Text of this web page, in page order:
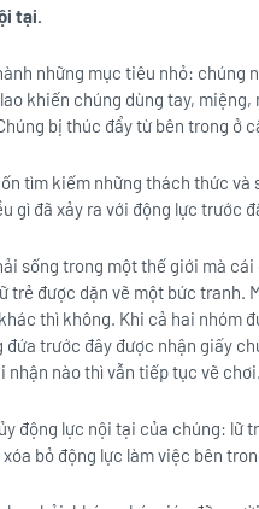
tại.
những mục tiêu nhỏ: chúng
khiến chúng dùng tay,
bị thúc đẩy từ bên trong ở
tìm kiếm những thách thức và
gì đã xảy ra với động lực trước
sống trong một thế giới mà
trẻ được dặn vẽ một bức tranh.
thì không. Khi cả hai nhóm
trước đây được nhận giấy
nhận nào thì vẫn tiếp tục vẽ chơi.
động lực nội tại của chúng: lữ
bỏ động lực làm việc bên